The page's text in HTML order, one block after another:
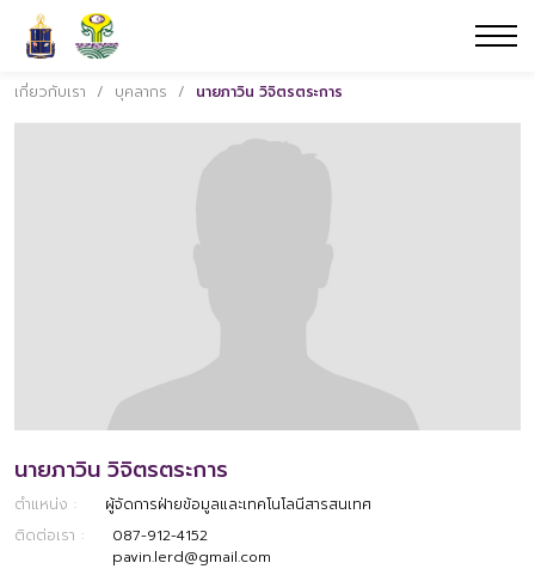
เกี่ยวกับเรา / บุคลากร / นายภาวิน วิจิตรตระการ
นายภาวิน วิจิตรตระการ
ตำแหน่ง :
ผู้จัดการฝ่ายข้อมูลและเทคโนโลนีสารสนเทศ
ติดต่อเรา :
087-912-4152
pavin.lerd@gmail.com